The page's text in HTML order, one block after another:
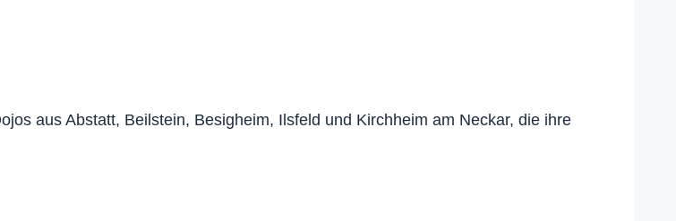
aus Abstatt, Beilstein, Besigheim, Ilsfeld und Kirchheim am Neckar, die ihre